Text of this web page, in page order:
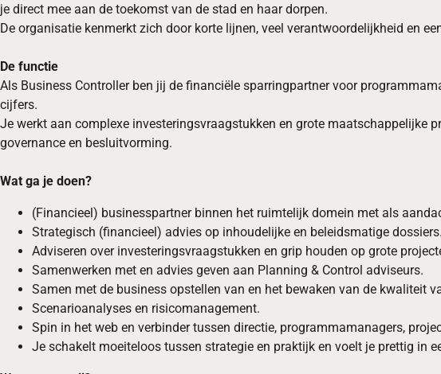
je direct mee aan de toekomst van de stad en haar dorpen.
De organisatie kenmerkt zich door korte lijnen, veel verantwoordelijkheid en
De functie
Als Business Controller ben jij de financiële sparringpartner voor
cijfers.
Je werkt aan complexe investeringsvraagstukken en grote maatschappelijke
governance en besluitvorming.
Wat ga je doen?
(Financieel) businesspartner binnen het ruimtelijk domein met als
Strategisch (financieel) advies op inhoudelijke en beleidsmatige dossiers.
Adviseren over investeringsvraagstukken en grip houden op grote
Samenwerken met en advies geven aan Planning & Control adviseurs.
Samen met de business opstellen van en het bewaken van de kwaliteit
Scenarioanalyses en risicomanagement.
Spin in het web en verbinder tussen directie, programmamanagers,
Je schakelt moeiteloos tussen strategie en praktijk en voelt je prettig in